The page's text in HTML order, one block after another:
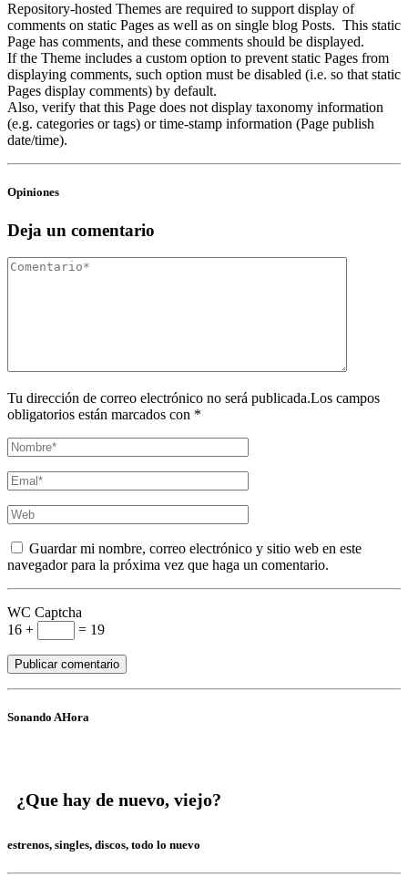
Repository-hosted Themes are required to support display of
comments on static Pages as well as on single blog Posts. This static
Page has comments, and these comments should be displayed.
If the Theme includes a custom option to prevent static Pages from
displaying comments, such option must be disabled (i.e. so that static
Pages display comments) by default.
Also, verify that this Page does not display taxonomy information
(e.g. categories or tags) or time-stamp information (Page publish
date/time).
Opiniones
Deja un comentario
Tu dirección de correo electrónico no será publicada.Los campos
obligatorios están marcados con *
Guardar mi nombre, correo electrónico y sitio web en este
navegador para la próxima vez que haga un comentario.
WC Captcha
16 +
= 19
Sonando AHora
¿Que hay de nuevo, viejo?
estrenos, singles, discos, todo lo nuevo